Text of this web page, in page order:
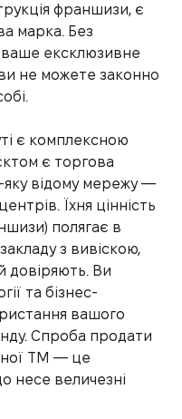
франшизи, є
марка. Без
ексклюзивне
не можете законно
є комплексною
є торгова
відому мережу —
Їхня цінність
полягає в
з вивіскою,
довіряють. Ви
та бізнес-
вашого
Спроба продати
ТМ — це
несе величезні